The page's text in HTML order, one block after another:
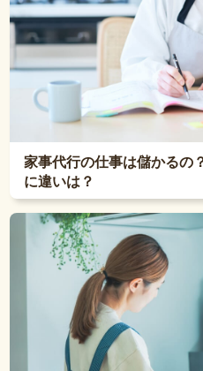
家事代行の仕事は儲かるの
に違いは？